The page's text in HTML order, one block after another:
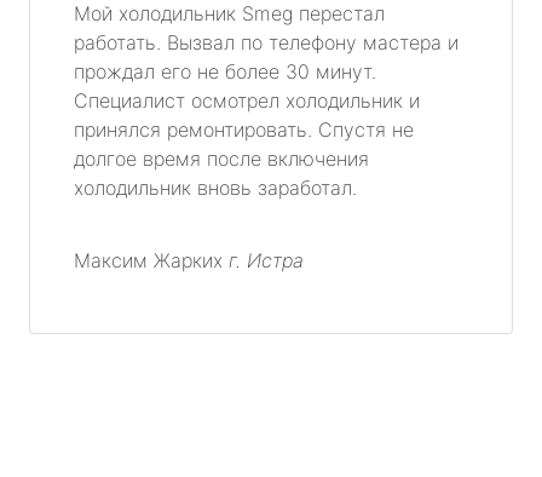
Мой холодильник Smeg перестал
работать. Вызвал по телефону мастера и
прождал его не более 30 минут.
Специалист осмотрел холодильник и
принялся ремонтировать. Спустя не
долгое время после включения
холодильник вновь заработал.
Максим Жарких г. Истра